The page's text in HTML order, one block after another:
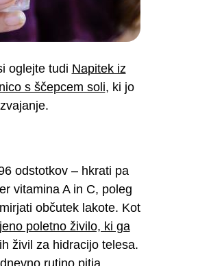
oglejte tudi Napitek iz
s ščepcem soli, ki jo
odstotkov – hkrati pa
vitamina A in C, poleg
občutek lakote. Kot
poletno živilo, ki ga
živil za hidracijo telesa.
rutino pitja